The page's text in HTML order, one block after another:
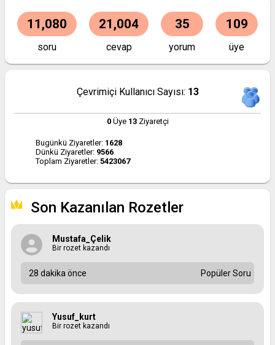
11,080
soru
21,004
cevap
35
yorum
109
üye
Çevrimiçi Kullanıcı Sayısı: 13
0Üye 13Ziyaretçi
Bugünkü Ziyaretler: 1628
Dünkü Ziyaretler: 9566
Toplam Ziyaretler: 5423067
Son Kazanılan Rozetler
Mustafa_Çelik
Bir rozet kazandı
28 dakika önce Popüler Soru
Yusuf_kurt
Bir rozet kazandı